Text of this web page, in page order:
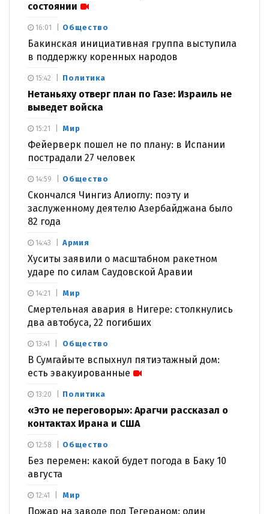
состоянии
Общество
Бакинская инициативная группа выступила
в поддержку коренных народов
16:01
Политика
Нетаньяху отверг план по Газе: Израиль не
выведет войска
15:42
Мир
Фейерверк пошел не по плану: в Испании
пострадали 27 человек
15:21
Общество
Скончался Чингиз Алиоглу: поэту и
заслуженному деятелю Азербайджана было
82 года
14:59
Армия
Хуситы заявили о масштабном ракетном
ударе по силам Саудовской Аравии
14:43
Мир
Смертельная авария в Нигере: столкнулись
два автобуса, 22 погибших
14:21
Общество
В Сумгайыте вспыхнул пятиэтажный дом:
есть эвакуированные
13:41
Политика
«Это не переговоры»: Арагчи рассказал о
контактах Ирана и США
13:20
Общество
Без перемен: какой будет погода в Баку 10
августа
12:58
Мир
Пожар на заводе под Тегераном: один
12:41